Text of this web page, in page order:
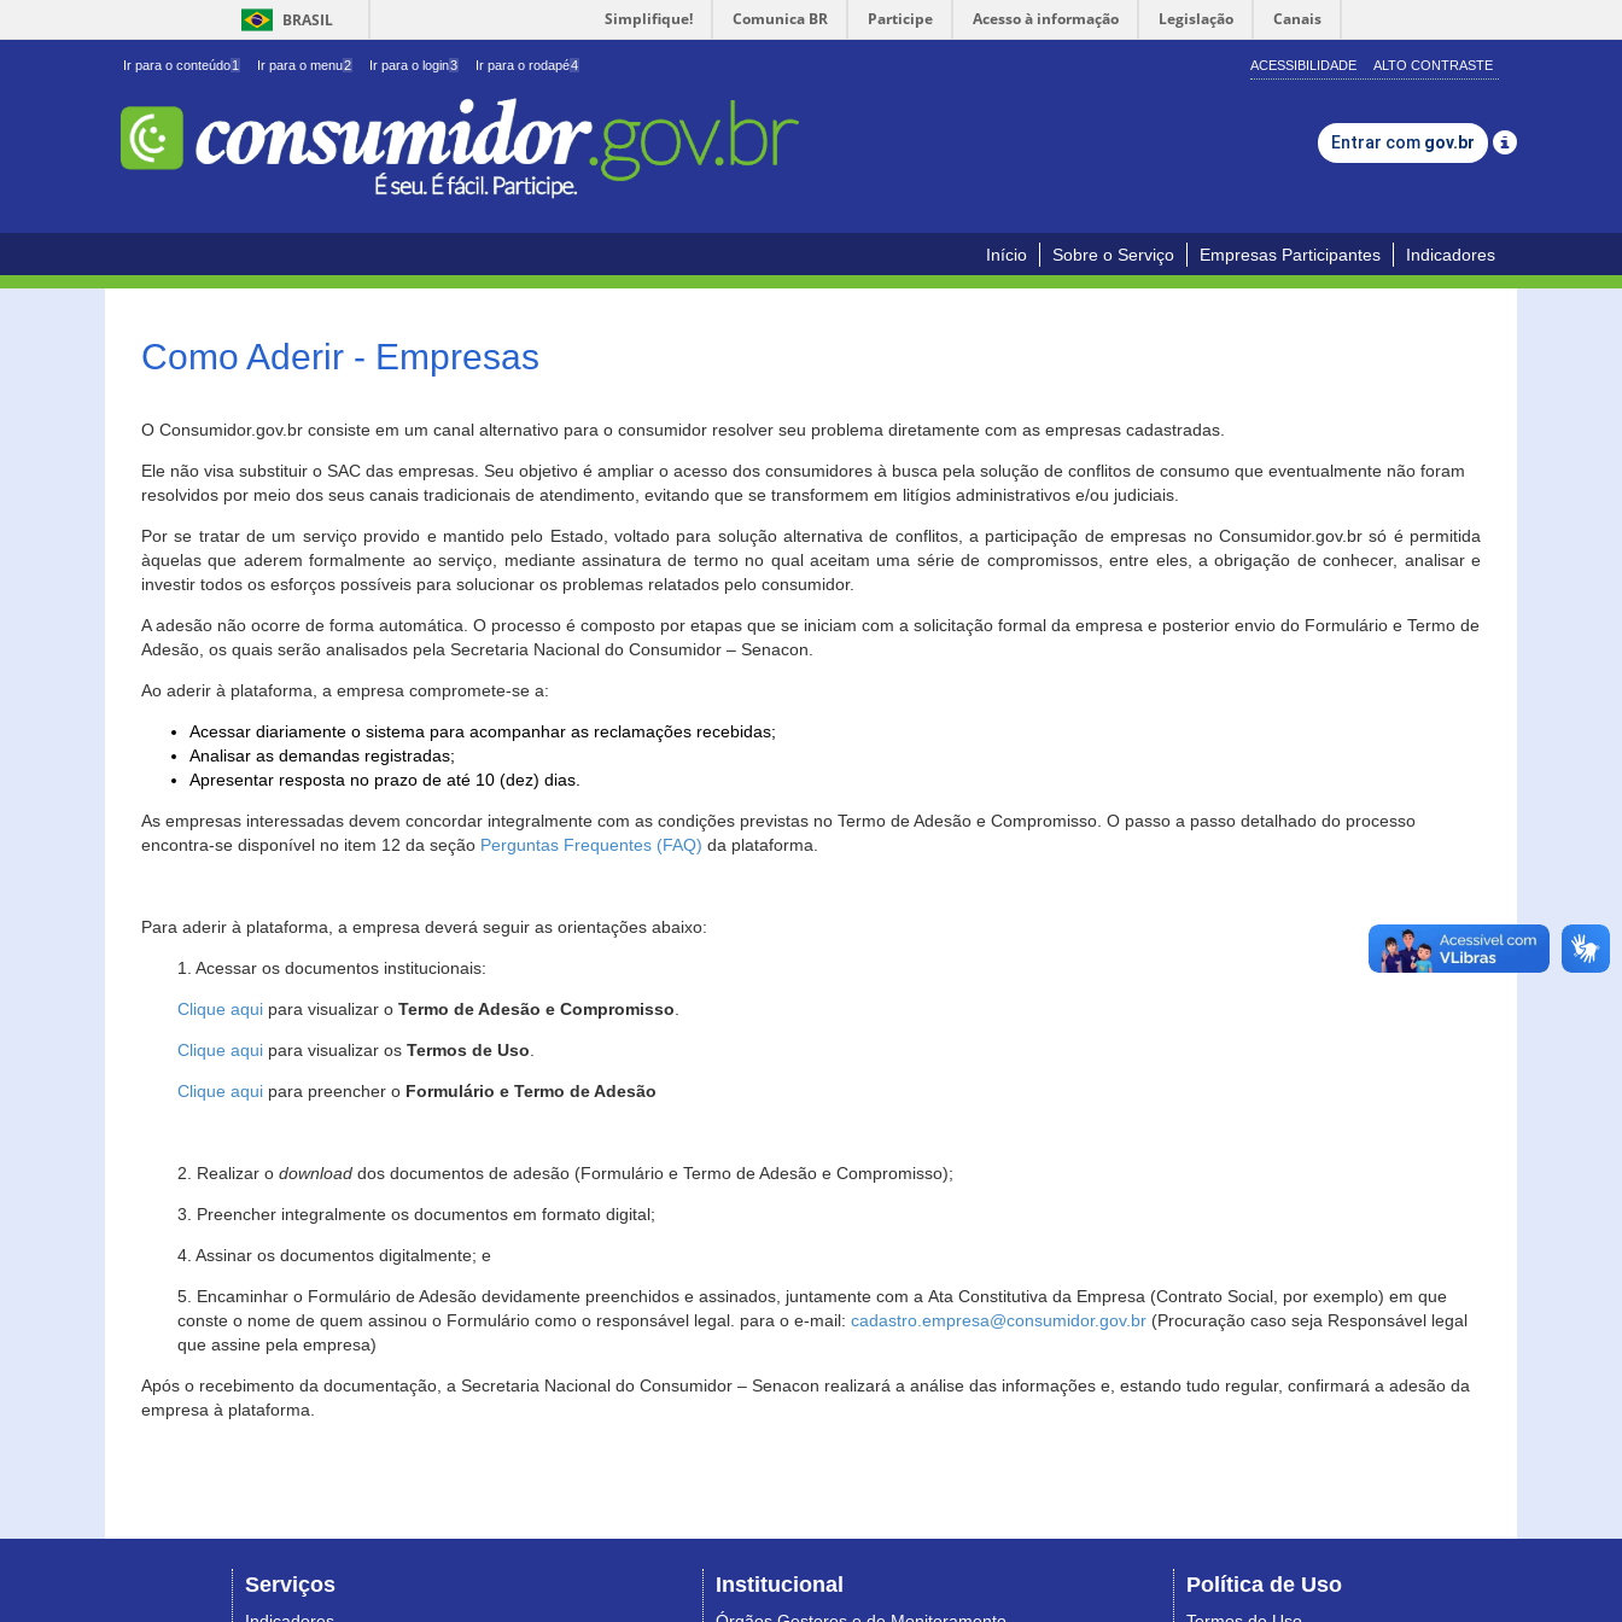
BRASIL Simplifique! Comunica BR Participe Acesso à informação Legislação Canais
Ir para o conteúdo1 Ir para o menu2 Ir para o login3 Ir para o rodapé4 ACESSIBILIDADE ALTO CONTRASTE
Entrar com gov.br
Início Sobre o Serviço Empresas Participantes Indicadores
Como Aderir - Empresas
O Consumidor.gov.br consiste em um canal alternativo para o consumidor resolver seu problema diretamente com as empresas cadastradas.
Ele não visa substituir o SAC das empresas. Seu objetivo é ampliar o acesso dos consumidores à busca pela solução de conflitos de consumo que eventualmente não foram
resolvidos por meio dos seus canais tradicionais de atendimento, evitando que se transformem em litígios administrativos e/ou judiciais.
Por se tratar de um serviço provido e mantido pelo Estado, voltado para solução alternativa de conflitos, a participação de empresas no Consumidor.gov.br só é permitida
àquelas que aderem formalmente ao serviço, mediante assinatura de termo no qual aceitam uma série de compromissos, entre eles, a obrigação de conhecer, analisar e
investir todos os esforços possíveis para solucionar os problemas relatados pelo consumidor.
A adesão não ocorre de forma automática. O processo é composto por etapas que se iniciam com a solicitação formal da empresa e posterior envio do Formulário e Termo de
Adesão, os quais serão analisados pela Secretaria Nacional do Consumidor – Senacon.
Ao aderir à plataforma, a empresa compromete-se a:
Acessar diariamente o sistema para acompanhar as reclamações recebidas;
Analisar as demandas registradas;
Apresentar resposta no prazo de até 10 (dez) dias.
As empresas interessadas devem concordar integralmente com as condições previstas no Termo de Adesão e Compromisso. O passo a passo detalhado do processo
encontra-se disponível no item 12 da seção Perguntas Frequentes (FAQ) da plataforma.
Para aderir à plataforma, a empresa deverá seguir as orientações abaixo:
1. Acessar os documentos institucionais:
Clique aqui para visualizar o Termo de Adesão e Compromisso
Clique aqui para visualizar os Termos de Uso
Clique aqui para preencher o Formulário e Termo de Adesão
2. Realizar o download dos documentos de adesão (Formulário e Termo de Adesão e Compromisso);
3. Preencher integralmente os documentos em formato digital;
4. Assinar os documentos digitalmente; e
5. Encaminhar o Formulário de Adesão devidamente preenchidos e assinados, juntamente com a Ata Constitutiva da Empresa (Contrato Social, por exemplo) em que
conste o nome de quem assinou o Formulário como o responsável legal. para o e-mail: cadastro.empresa@consumidor.gov.br (Procuração caso seja Responsável legal
que assine pela empresa)
Após o recebimento da documentação, a Secretaria Nacional do Consumidor – Senacon realizará a análise das informações e, estando tudo regular, confirmará a adesão da
empresa à plataforma.
Serviços Institucional Política de Uso